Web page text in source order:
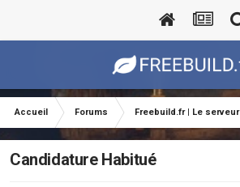
Accueil Forums Freebuild.fr | Le serveur
Candidature Habitué